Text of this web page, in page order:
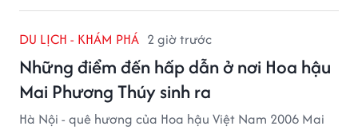
DU LỊCH - KHÁM PHÁ 2 giờ trước
Những điểm đến hấp dẫn ở nơi Hoa hậu
Mai Phương Thúy sinh ra
Hà Nội - quê hương của Hoa hậu Việt Nam 2006 Mai